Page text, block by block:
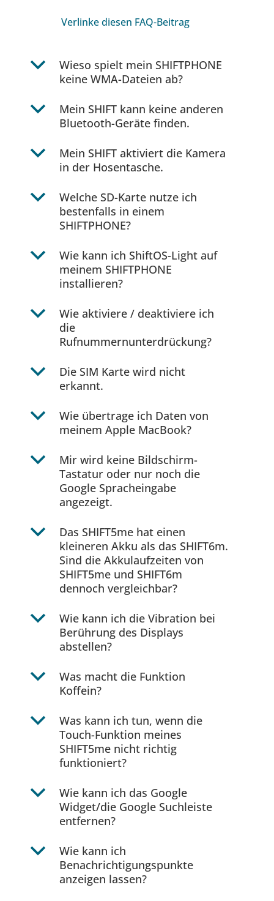
Verlinke diesen FAQ-Beitrag
b
Wieso spielt mein SHIFTPHONE
keine WMA-Dateien ab?
b
Mein SHIFT kann keine anderen
Bluetooth-Geräte finden.
b
Mein SHIFT aktiviert die Kamera
in der Hosentasche.
b
Welche SD-Karte nutze ich
bestenfalls in einem
SHIFTPHONE?
b
Wie kann ich ShiftOS-Light auf
meinem SHIFTPHONE
installieren?
b
Wie aktiviere / deaktiviere ich
die
Rufnummernunterdrückung?
b
Die SIM Karte wird nicht
erkannt.
b
Wie übertrage ich Daten von
meinem Apple MacBook?
b
Mir wird keine Bildschirm-
Tastatur oder nur noch die
Google Spracheingabe
angezeigt.
b
Das SHIFT5me hat einen
kleineren Akku als das SHIFT6m.
Sind die Akkulaufzeiten von
SHIFT5me und SHIFT6m
dennoch vergleichbar?
b
Wie kann ich die Vibration bei
Berührung des Displays
abstellen?
b
Was macht die Funktion
Koffein?
b
Was kann ich tun, wenn die
Touch-Funktion meines
SHIFT5me nicht richtig
funktioniert?
b
Wie kann ich das Google
Widget/die Google Suchleiste
entfernen?
b
Wie kann ich
Benachrichtigungspunkte
anzeigen lassen?